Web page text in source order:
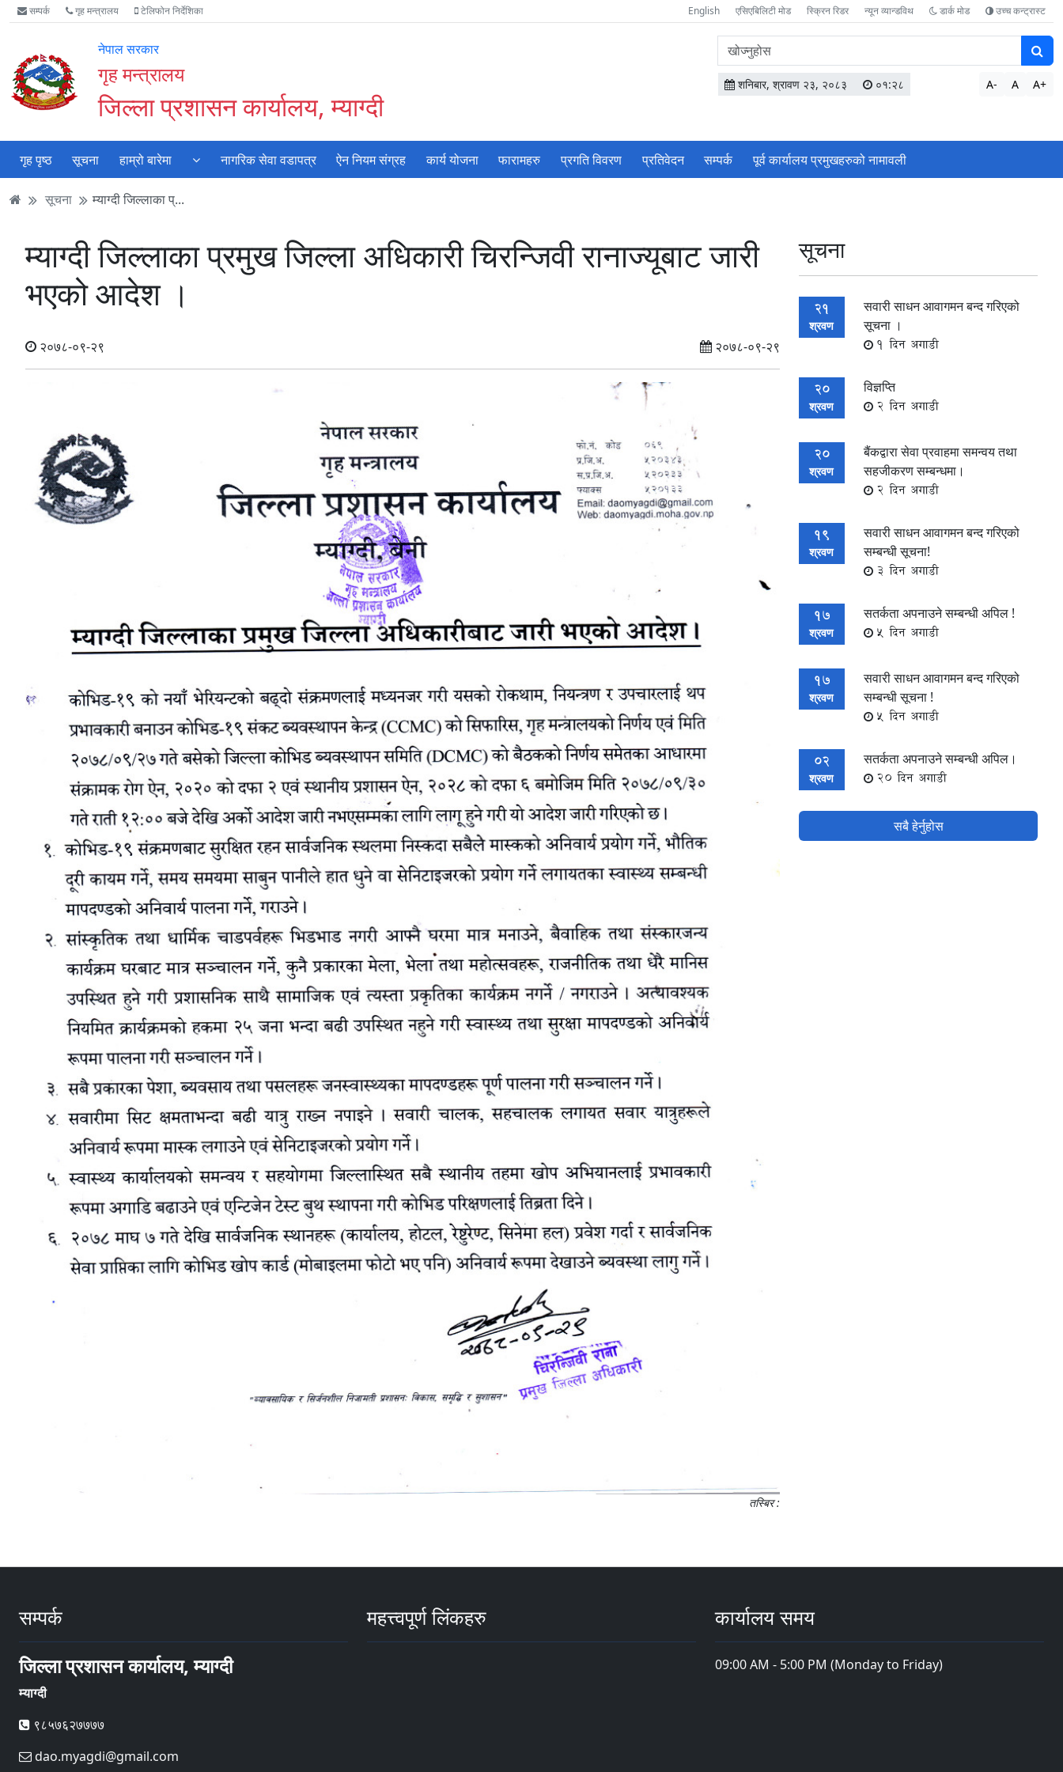
Accessibility
Mode
गर्नुहोस्
मुख्य
सामाग्री
मुख्य
नेभिगेसन
वेबसाइट
खोजमा
सम्पर्क गृह मन्त्रालय टेलिफोन निर्देशिका English एसिएबिलिटी मोड स्क्रिन रिडर न्यून व्यान्डविथ डार्क मोड उच्च कन्ट्रास्ट
नेपाल सरकार
गृह मन्त्रालय
जिल्ला प्रशासन कार्यालय, म्याग्दी
वेबसाइटमा
सामग्री
खोज्नुहोस
शनिबार, श्रावण २३, २०८३ ०१:२८ A- A A+
गृह पृष्ठ सूचना हाम्रो बारेमा नागरिक सेवा वडापत्र ऐन नियम संग्रह कार्य योजना फारामहरु प्रगति विवरण प्रतिवेदन सम्पर्क पूर्व कार्यालय प्रमुखहरुको नामावली
सूचना म्याग्दी जिल्लाका प्...
म्याग्दी जिल्लाका प्रमुख जिल्ला अधिकारी चिरन्जिवी रानाज्यूबाट जारी
भएको आदेश ।
२०७८-०९-२९ २०७८-०९-२९
तस्बिर :
सूचना
21
श्रवण
सवारी साधन आवागमन बन्द गरिएको
सूचना ।
1 दिन अगाडी
20
श्रवण
विज्ञप्ति
2 दिन अगाडी
20
श्रवण
बैंकद्वारा सेवा प्रवाहमा समन्वय तथा
सहजीकरण सम्बन्धमा।
2 दिन अगाडी
19
श्रवण
सवारी साधन आवागमन बन्द गरिएको
सम्बन्धी सूचना!
3 दिन अगाडी
17
श्रवण
सतर्कता अपनाउने सम्बन्धी अपिल !
5 दिन अगाडी
17
श्रवण
सवारी साधन आवागमन बन्द गरिएको
सम्बन्धी सूचना !
5 दिन अगाडी
02
श्रवण
सतर्कता अपनाउने सम्बन्धी अपिल।
20 दिन अगाडी
सबै हेर्नुहोस
सम्पर्क
जिल्ला प्रशासन कार्यालय, म्याग्दी
म्याग्दी
९८५७६२७७७७
dao.myagdi@gmail.com
महत्त्वपूर्ण लिंकहरु कार्यालय समय
09:00 AM - 5:00 PM (Monday to Friday)